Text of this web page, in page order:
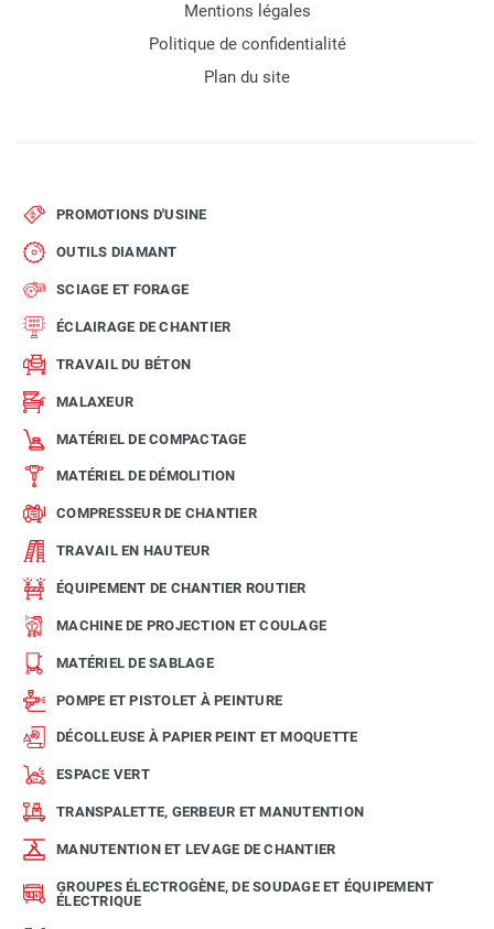
Mentions légales
Politique de confidentialité
Plan du site
PROMOTIONS D'USINE
OUTILS DIAMANT
SCIAGE ET FORAGE
ÉCLAIRAGE DE CHANTIER
TRAVAIL DU BÉTON
MALAXEUR
MATÉRIEL DE COMPACTAGE
MATÉRIEL DE DÉMOLITION
COMPRESSEUR DE CHANTIER
TRAVAIL EN HAUTEUR
ÉQUIPEMENT DE CHANTIER ROUTIER
MACHINE DE PROJECTION ET COULAGE
MATÉRIEL DE SABLAGE
POMPE ET PISTOLET À PEINTURE
DÉCOLLEUSE À PAPIER PEINT ET MOQUETTE
ESPACE VERT
TRANSPALETTE, GERBEUR ET MANUTENTION
MANUTENTION ET LEVAGE DE CHANTIER
GROUPES ÉLECTROGÈNE, DE SOUDAGE ET ÉQUIPEMENT
ÉLECTRIQUE